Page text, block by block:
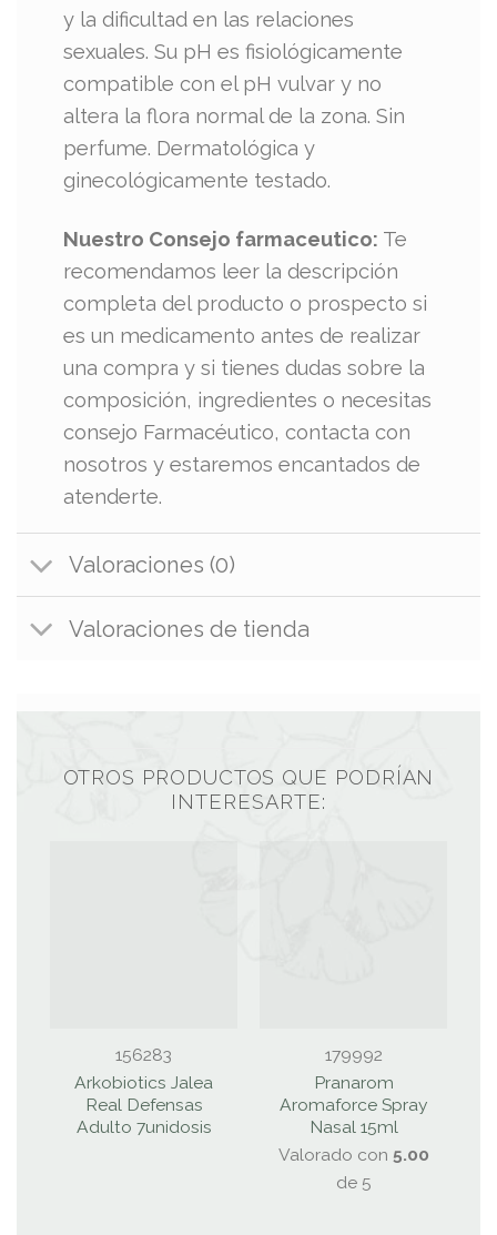
y la dificultad en las relaciones
sexuales. Su pH es fisiológicamente
compatible con el pH vulvar y no
altera la flora normal de la zona. Sin
perfume. Dermatológica y
ginecológicamente testado.
Nuestro Consejo farmaceutico: Te
recomendamos leer la descripción
completa del producto o prospecto si
es un medicamento antes de realizar
una compra y si tienes dudas sobre la
composición, ingredientes o necesitas
consejo Farmacéutico, contacta con
nosotros y estaremos encantados de
atenderte.
Valoraciones (0)
Valoraciones de tienda
OTROS PRODUCTOS QUE PODRÍAN
INTERESARTE:
156283
Arkobiotics Jalea
Real Defensas
Adulto 7unidosis
179992
Pranarom
Aromaforce Spray
Nasal 15ml
Valorado con 5.00
de 5